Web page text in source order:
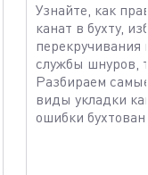
Узнайте, как
канат в бухту,
перекручивания
службы шнуров,
Разбираем
виды укладки
ошибки